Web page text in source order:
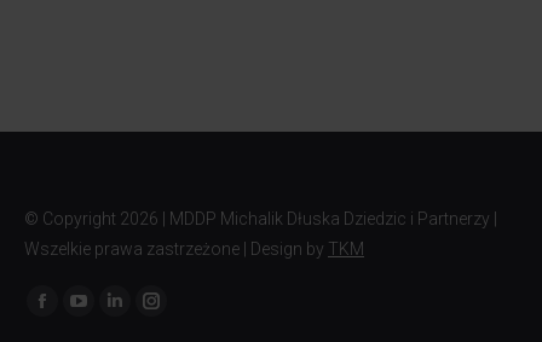
© Copyright 2026 | MDDP Michalik Dłuska Dziedzic i Partnerzy |
Wszelkie prawa zastrzeżone | Design by TKM
Znajdź nas na: